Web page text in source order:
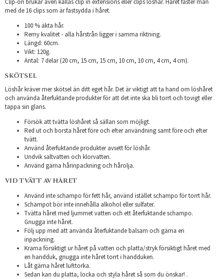
med de 16 clips som är fastsydda i håret.
100 % äkta hår.
Remy kvalitet - alla hårstrån ligger i samma riktning.
Längd: 60cm.
Vikt: 120g.
Antal: 7 delar (20 cm, 15 cm, 15 cm, 10 cm, 10 cm, 4 cm, 4 cm).
SKÖTSEL
Löshår kräver mer skötsel än ditt eget hår. Det är viktigt att ta hand om löshåret
och använda återfuktande produkter för att det inte ska bli torrt och tovigt eller
tappa sin glans.
Försök att tvätta löshåret så sällan som möjligt.
Red ut och borsta håret före och efter användning samt före och efter
tvätt.
Använd återfuktande produkter avsett för löshår.
Undvik saltvatten och klorvatten.
Använd gärna hårinpackning och hårolja.
VID TVÄTT AV HÅRET
Använd inte schampo för fett hår, använd istället schampo för torrt hår.
Schampot bör inte innehålla alkohol eller sulfater.
Tvätta håret med ljummet vatten och ett återfuktande schampo.
Gnugga inte håret.
Följ upp med att använda återfuktande balsam och gärna en
inpackning.
Krama försiktigt ur håret på vatten och platta/stryk försiktigt håret med
en handduk, gnugga inte håret torrt i handduken.
Låt gärna håret lufttorka.
Sedan kan du platta, locka och styla håret så som du önskar! .